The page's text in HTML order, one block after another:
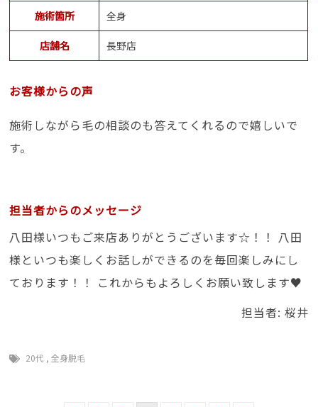
施術箇所 全身
店舗名 長野店
お客様からの声
施術しながら毛の相談のも答えてくれるので嬉しいで
す。
担当者からのメッセージ
八田様いつもご来店ありがとうございます☆！！ 八田
様といつも楽しくお話しができるのを毎回楽しみにし
ております！！ これからもよろしくお願い致します♥
担当者: 桜井
20代 ,全身脱毛